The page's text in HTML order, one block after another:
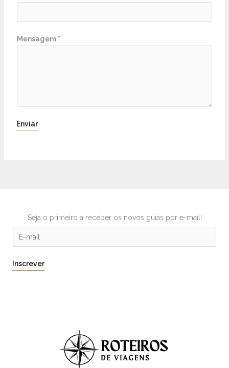
Mensagem *
Enviar
Seja o primeiro a receber os novos guias por e-mail!
m
a
i
Inscrever